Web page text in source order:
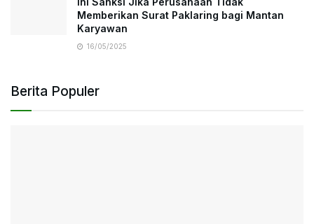
Memberikan Surat Paklaring bagi Mantan
Karyawan
16/05/2025
Berita Populer